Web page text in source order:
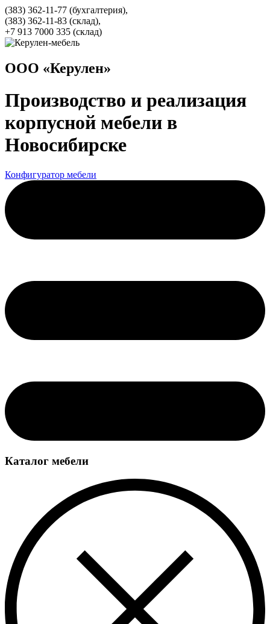
(383) 362-11-77 (бухгалтерия),
(383) 362-11-83 (cклад),
+7 913 7000 335 (склад)
ООО «Керулен»
Производство и реализация
корпусной мебели в
Новосибирске
Конфигуратор мебели
Каталог мебели